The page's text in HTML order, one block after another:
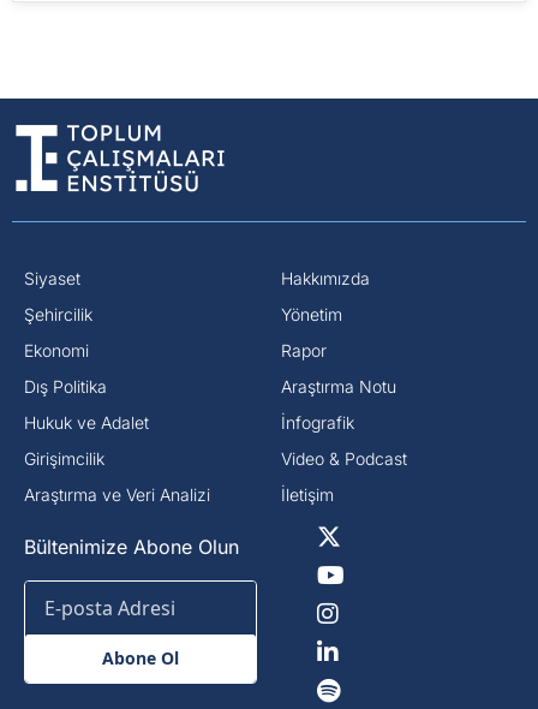
Siyaset
⁠Şehircilik
Ekonomi
Dış Politika
⁠Hukuk ve Adalet
Girişimcilik
Araştırma ve Veri Analizi
Hakkımızda
Yönetim
Rapor
Araştırma Notu
İnfografik
Video & Podcast
İletişim
Bültenimize Abone Olun
Abone Ol